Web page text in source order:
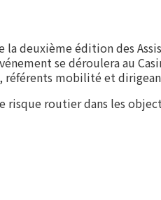
deuxième édition des
se déroulera au
référents mobilité et
risque routier dans les